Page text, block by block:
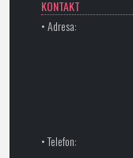
KONTAKT
• Adresa:
• Telefon: